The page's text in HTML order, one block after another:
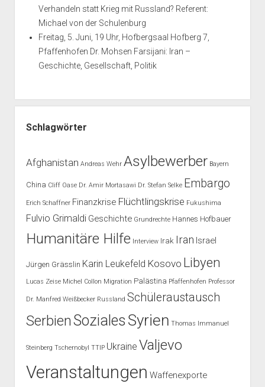
Verhandeln statt Krieg mit Russland? Referent:
Michael von der Schulenburg
Freitag, 5. Juni, 19 Uhr, Hofbergsaal Hofberg 7,
Pfaffenhofen Dr. Mohsen Farsijani: Iran –
Geschichte, Gesellschaft, Politik
Schlagwörter
Afghanistan Andreas Wehr Asylbewerber Bayern
China Cliff Oase Dr. Amir Mortasawi Dr. Stefan Selke Embargo
Erich Schaffner Finanzkrise Flüchtlingskrise Fukushima
Fulvio Grimaldi Geschichte Grundrechte Hannes Hofbauer
Humanitäre Hilfe Interview Irak Iran Israel
Jürgen Grässlin Karin Leukefeld Kosovo Libyen
Lucas Zeise Michel Collon Migration Palästina Pfaffenhofen Professor
Dr. Manfred Weißbecker Russland Schüleraustausch
SerbienSoziales Syrien Thomas Immanuel
Steinberg Tschernobyl TTIP Ukraine Valjevo
Veranstaltungen Waffenexporte